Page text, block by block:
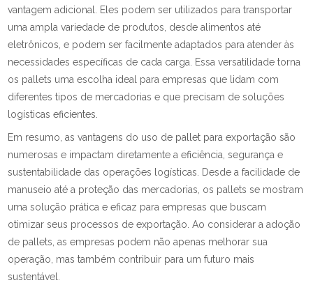
vantagem adicional. Eles podem ser utilizados para transportar
uma ampla variedade de produtos, desde alimentos até
eletrônicos, e podem ser facilmente adaptados para atender às
necessidades específicas de cada carga. Essa versatilidade torna
os pallets uma escolha ideal para empresas que lidam com
diferentes tipos de mercadorias e que precisam de soluções
logísticas eficientes.
Em resumo, as vantagens do uso de pallet para exportação são
numerosas e impactam diretamente a eficiência, segurança e
sustentabilidade das operações logísticas. Desde a facilidade de
manuseio até a proteção das mercadorias, os pallets se mostram
uma solução prática e eficaz para empresas que buscam
otimizar seus processos de exportação. Ao considerar a adoção
de pallets, as empresas podem não apenas melhorar sua
operação, mas também contribuir para um futuro mais
sustentável.